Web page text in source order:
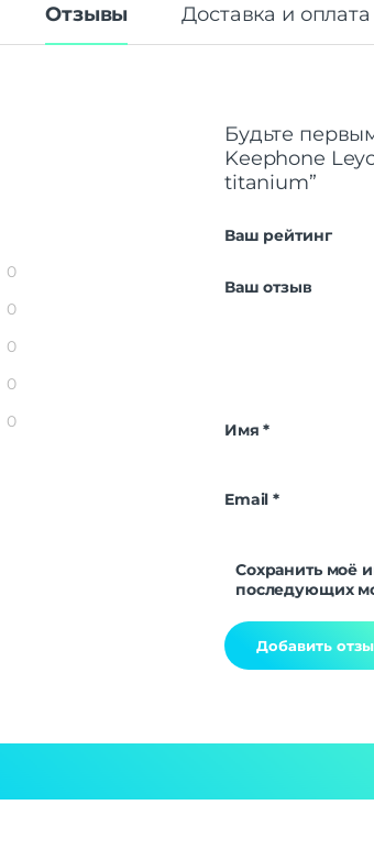
Отзывы Доставка и оплата
0
0
0
0
0
Будьте
Keephone
titanium”
Ваш рейтинг
Ваш отзыв
Имя*
Email*
Сохранить моё
последующих